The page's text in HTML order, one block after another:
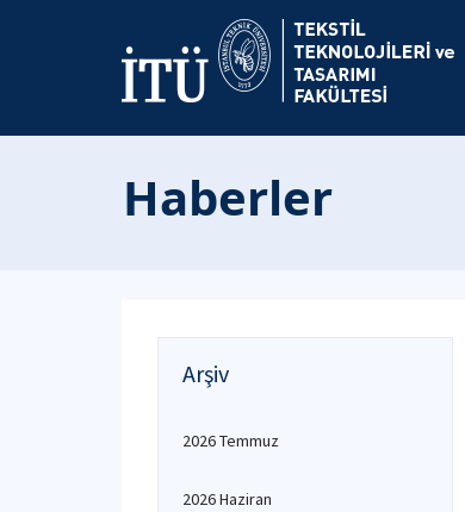
Haberler
Arşiv
2026 Temmuz
2026 Haziran